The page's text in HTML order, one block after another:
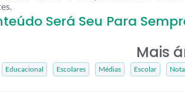
Será Seu Para
Mais
Educacional Escolares Médias Escolar